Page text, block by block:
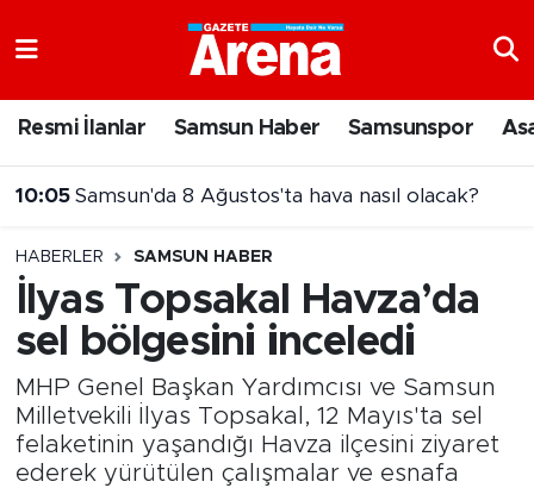
Resmi İlanlar Samsun Haber Samsunspor
10:05 Samsun'da 8 Ağustos'ta hava nasıl olacak?
HABERLER SAMSUN HABER
İlyas Topsakal Havza’da
sel bölgesini inceledi
MHP Genel Başkan Yardımcısı ve Samsun
Milletvekili İlyas Topsakal, 12 Mayıs'ta sel
felaketinin yaşandığı Havza ilçesini ziyaret
ederek yürütülen çalışmalar ve esnafa
Samsun Namaz Vakitleri
Süper Lig Puan Durumu ve Fikstür
Tüm Manşetler
Son Dakika Haberleri